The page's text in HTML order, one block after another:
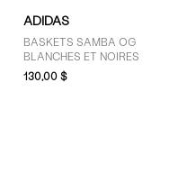
ADIDAS
BASKETS SAMBA OG
BLANCHES ET NOIRES
130,00 $